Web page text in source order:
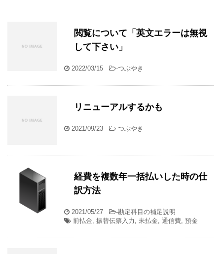
閲覧について「英文エラーは無視
して下さい」
2022/03/15 -つぶやき
リニューアルするかも
2021/09/23 -つぶやき
経費を複数年一括払いした時の仕
訳方法
2021/05/27 -勘定科目の補足説明
前払金, 振替伝票入力 , 未払金, 通信費, 預金